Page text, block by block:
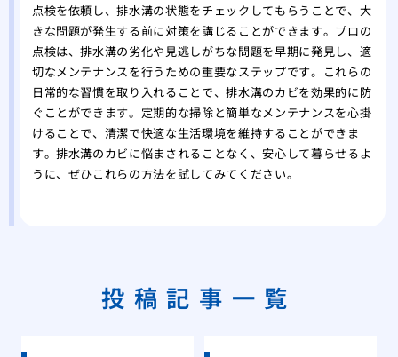
点検を依頼し、排水溝の状態をチェックしてもらうことで、大
きな問題が発生する前に対策を講じることができます。プロの
点検は、排水溝の劣化や見逃しがちな問題を早期に発見し、適
切なメンテナンスを行うための重要なステップです。これらの
日常的な習慣を取り入れることで、排水溝のカビを効果的に防
ぐことができます。定期的な掃除と簡単なメンテナンスを心掛
けることで、清潔で快適な生活環境を維持することができま
す。排水溝のカビに悩まされることなく、安心して暮らせるよ
うに、ぜひこれらの方法を試してみてください。
投稿記事一覧